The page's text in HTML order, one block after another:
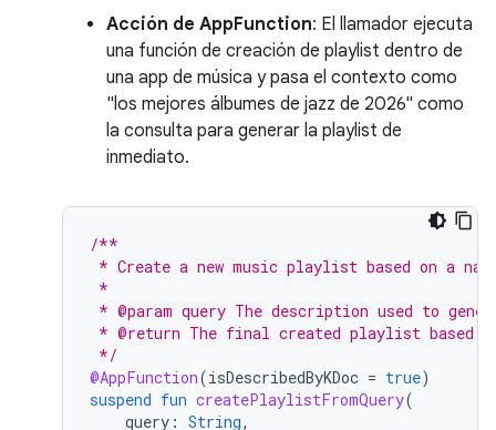
Acción de AppFunction: El llamador ejecuta
una función de creación de playlist dentro de
una app de música y pasa el contexto como
"los mejores álbumes de jazz de 2026" como
la consulta para generar la playlist de
inmediato.
/**
* Create a new music playlist based on a
*
* @param query The description used to
* @return The final created playlist based
*/
@AppFunction(isDescribedByKDoc = true)
suspend fun createPlaylistFromQuery(
query : String,